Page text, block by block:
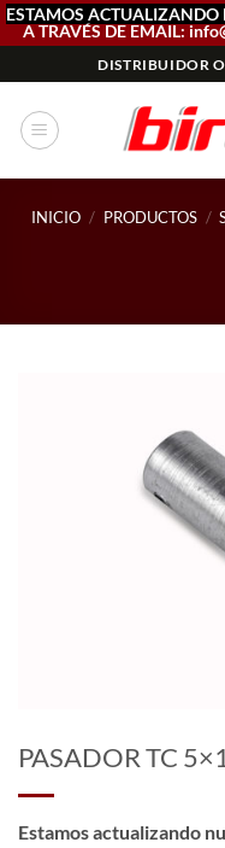
ESTAMOS ACTUALIZANDO
A TRAVÉS DE EMAIL:
al
contenido
DISTRIBUIDOR
INICIO / PRODUCTOS /
PASADOR TC
Estamos actualizando